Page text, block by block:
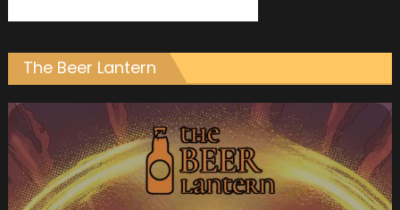
The Beer Lantern